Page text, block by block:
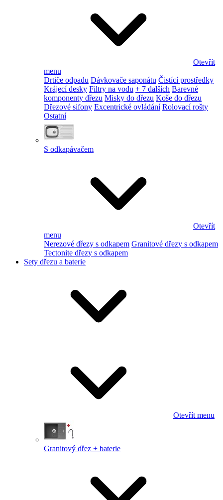
Otevřít
menu
Drtiče odpadu Dávkovače saponátu Čistící prostředky
Krájecí desky Filtry na vodu + 7 dalších Barevné
komponenty dřezu Misky do dřezu Koše do dřezu
Dřezové sifony Excentrické ovládání Rolovací rošty
Ostatní
S odkapávačem
Otevřít
menu
Nerezové dřezy s odkapem Granitové dřezy s odkapem
Tectonite dřezy s odkapem
Sety dřezu a baterie
Otevřít menu
Granitový dřez + baterie